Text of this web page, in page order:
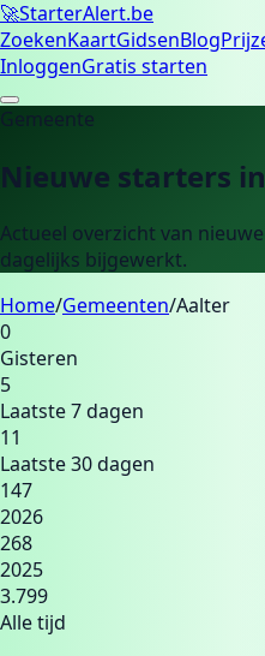
🚀StarterAlert.be
ZoekenKaartGidsenBlog
InloggenGratis starten
Gemeente
Nieuwe starters in
Actueel overzicht van
dagelijks bijgewerkt.
Home/Gemeenten/Aalter
0
Gisteren
5
Laatste 7 dagen
11
Laatste 30 dagen
147
2026
268
2025
3.799
Alle tijd